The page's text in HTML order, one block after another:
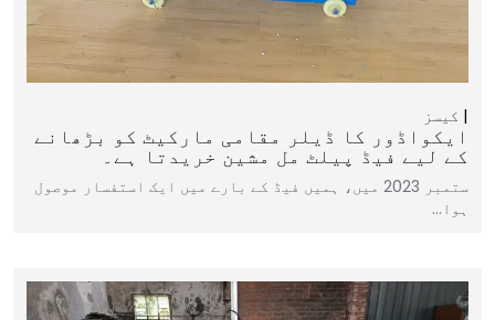
کیسز
ایکواڈور کا ڈیلر مقامی مارکیٹ کو بڑھانے
کے لیے فیڈ پیلٹ مل مشین خریدتا ہے۔
ستمبر 2023 میں، ہمیں فیڈ کے بارے میں ایک استفسار موصول
ہوا…